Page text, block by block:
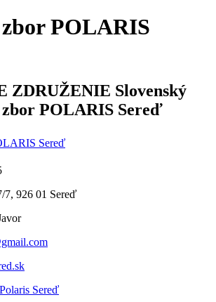
POLARIS
ZDRUŽENIE Slovenský
zbor POLARIS Sereď
7, 926 01 Sereď
Sereď